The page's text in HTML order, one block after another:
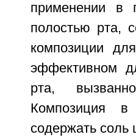
применении в
полостью рта,
композиции
эффективном
рта,
Композиция
содержать соль